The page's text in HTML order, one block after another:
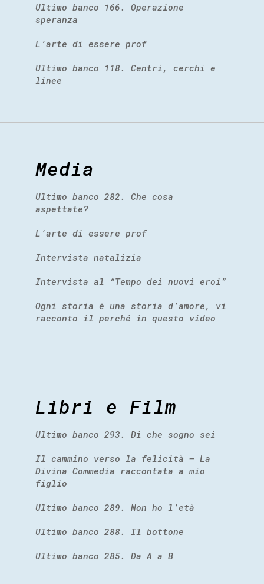
Ultimo banco 166. Operazione
speranza
L’arte di essere prof
Ultimo banco 118. Centri, cerchi e
linee
Media
Ultimo banco 282. Che cosa
aspettate?
L’arte di essere prof
Intervista natalizia
Intervista al “Tempo dei nuovi eroi”
Ogni storia è una storia d’amore, vi
racconto il perché in questo video
Libri e Film
Ultimo banco 293. Di che sogno sei
Il cammino verso la felicità – La
Divina Commedia raccontata a mio
figlio
Ultimo banco 289. Non ho l’età
Ultimo banco 288. Il bottone
Ultimo banco 285. Da A a B